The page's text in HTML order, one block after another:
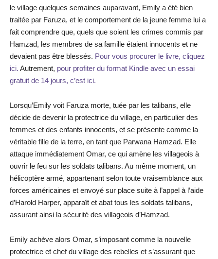
le village quelques semaines auparavant, Emily a été bien
traitée par Faruza, et le comportement de la jeune femme lui a
fait comprendre que, quels que soient les crimes commis par
Hamzad, les membres de sa famille étaient innocents et ne
devaient pas être blessés. Pour vous procurer le livre, cliquez
ici. Autrement, pour profiter du format Kindle avec un essai
gratuit de 14 jours, c’est ici.
Lorsqu’Emily voit Faruza morte, tuée par les talibans, elle
décide de devenir la protectrice du village, en particulier des
femmes et des enfants innocents, et se présente comme la
véritable fille de la terre, en tant que Parwana Hamzad. Elle
attaque immédiatement Omar, ce qui amène les villageois à
ouvrir le feu sur les soldats talibans. Au même moment, un
hélicoptère armé, appartenant selon toute vraisemblance aux
forces américaines et envoyé sur place suite à l’appel à l’aide
d’Harold Harper, apparaît et abat tous les soldats talibans,
assurant ainsi la sécurité des villageois d’Hamzad.
Emily achève alors Omar, s’imposant comme la nouvelle
protectrice et chef du village des rebelles et s’assurant que